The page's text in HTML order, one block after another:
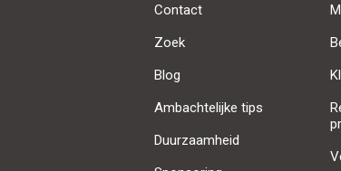
Contact
Zoek
Blog
Ambachtelijke tips
Duurzaamheid